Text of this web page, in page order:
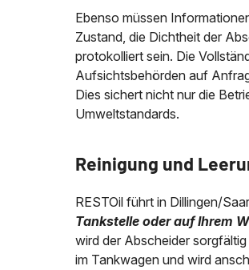
Ebenso müssen
Zustand, die Dichtheit der
protokolliert sein. Die
Aufsichtsbehörden auf
Dies sichert nicht nur die
Umweltstandards.
Reinigung und
RESTOil führt in Dillingen/
Tankstelle oder auf Ihrem
wird der Abscheider
im Tankwagen und wird